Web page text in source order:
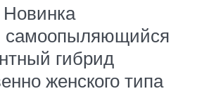
самоопыляющийся
гибрид
женского типа